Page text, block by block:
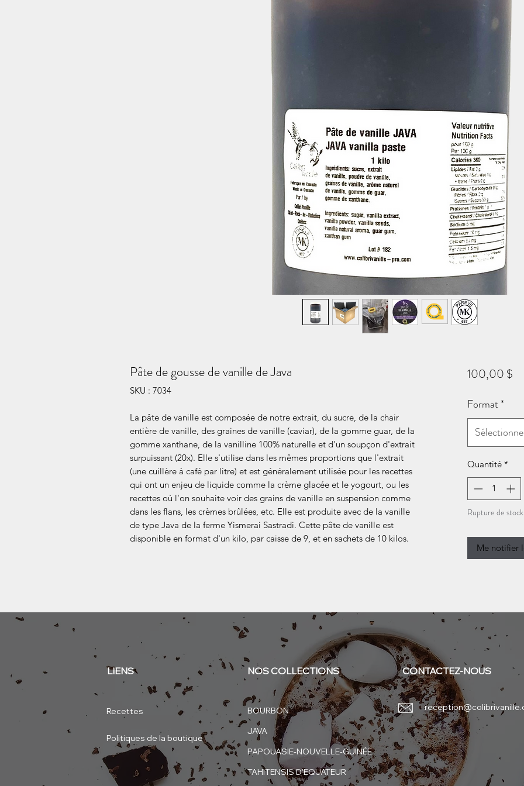
Pâte de gousse de vanille de Java
SKU : 7034
La pâte de vanille est composée de notre extrait, du sucre, de la chair
entière de vanille, des graines de vanille (caviar), de la gomme guar, de la
gomme xanthane, de la vanilline 100% naturelle et d'un soupçon d'extrait
surpuissant (20x). Elle s'utilise dans les mêmes proportions que l'extrait
(une cuillère à café par litre) et est généralement utilisée pour les recettes
qui ont un enjeu de liquide comme la crème glacée et le yogourt, ou les
recettes où l'on souhaite voir des grains de vanille en suspension comme
dans les flans, les crèmes brûlées, etc. Elle est produite avec de la vanille
de type Java de la ferme Yismerai Sastradi. Cette pâte de vanille est
disponible en format d'un kilo, par caisse de 9, et en sachets de 10 kilos.
100,00 $
Format*
Quantité *
Rupture de stock
Me notifier
LIENS
Recettes
Politiques de la boutique
NOS COLLECTIONS
BOURBON
JAVA
PAPOUASIE-NOUVELLE-GUINÉE
TAHITENSIS D'EQUATEUR
CONTACTEZ-NOUS